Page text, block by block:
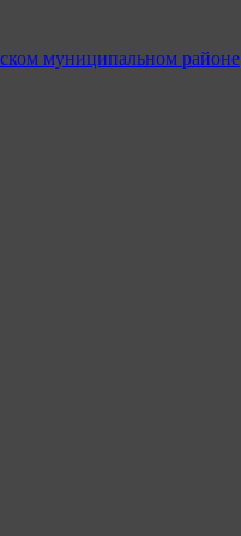
муниципальном районе